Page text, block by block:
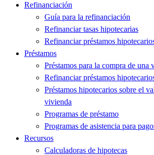
Refinanciación
Guía para la refinanciación
Refinanciar tasas hipotecarias
Refinanciar préstamos
Préstamos
Préstamos para la compra de una
Refinanciar préstamos
Préstamos hipotecarios sobre el
vivienda
Programas de préstamo
Programas de asistencia para
Recursos
Calculadoras de hipotecas